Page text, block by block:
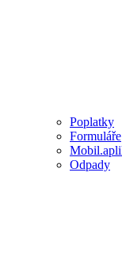
Poplatky
Formuláře
Odpady